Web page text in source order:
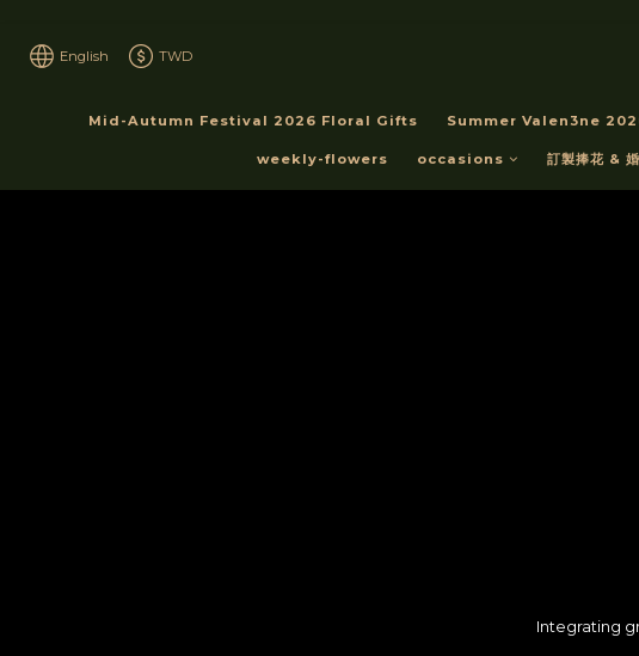
English TWD
Mid-Autumn Festival 2026 Floral Gifts Summer Valen3ne
weekly-flowers occasions 訂製捧花 &
Integrating